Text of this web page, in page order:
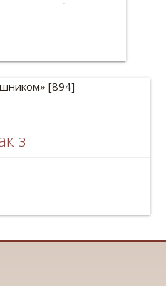
з гарбузом»
з